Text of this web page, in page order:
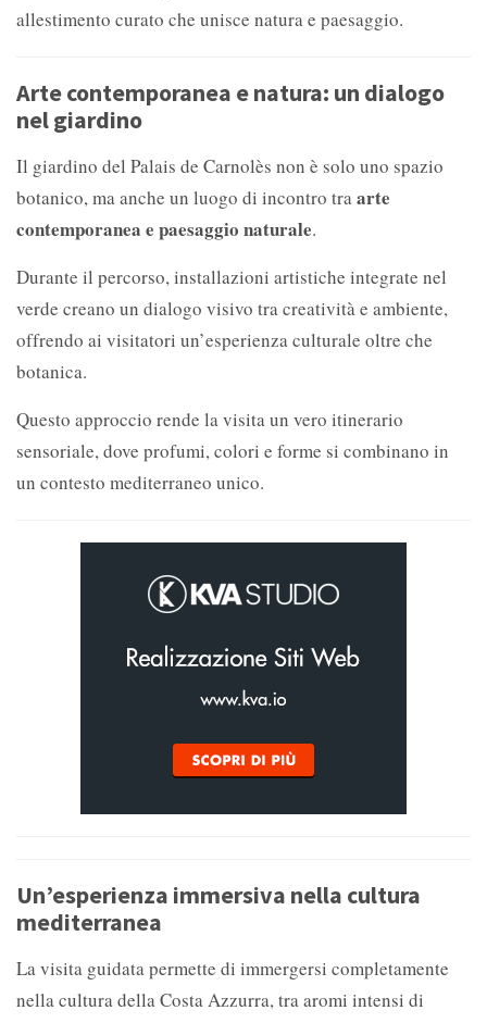
allestimento curato che unisce natura e paesaggio.
Arte contemporanea e natura: un dialogo
nel giardino
Il giardino del Palais de Carnolès non è solo uno spazio
botanico, ma anche un luogo di incontro tra arte
contemporanea e paesaggio naturale.
Durante il percorso, installazioni artistiche integrate nel
verde creano un dialogo visivo tra creatività e ambiente,
offrendo ai visitatori un’esperienza culturale oltre che
botanica.
Questo approccio rende la visita un vero itinerario
sensoriale, dove profumi, colori e forme si combinano in
un contesto mediterraneo unico.
Un’esperienza immersiva nella cultura
mediterranea
La visita guidata permette di immergersi completamente
nella cultura della Costa Azzurra, tra aromi intensi di